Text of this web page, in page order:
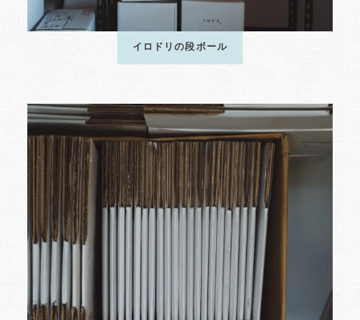
イロドリの段ボール